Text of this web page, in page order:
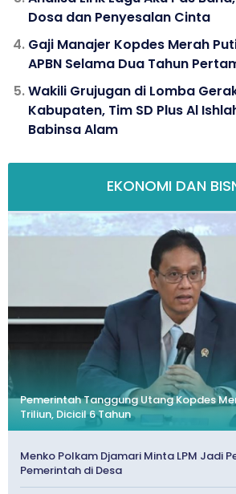
Dosa dan Penyesalan Cinta
Gaji Manajer Kopdes Merah
APBN Selama Dua Tahun
Wakili Grujugan di Lomba
Kabupaten, Tim SD Plus Al
Babinsa Alam
EKONOMI DAN
Pemerintah Tanggung Utang Kopdes
Triliun, Dicicil 6 Tahun
Menko Polkam Djamari Minta LPM Jadi
Pemerintah di Desa